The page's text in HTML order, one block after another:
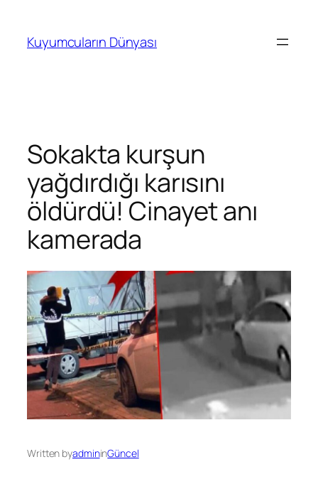
Kuyumcuların Dünyası
Sokakta kurşun
yağdırdığı karısını
öldürdü! Cinayet anı
kamerada
Written byadmininGüncel